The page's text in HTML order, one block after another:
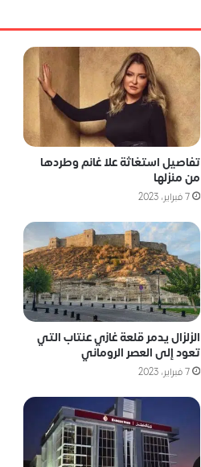
تفاصيل استغاثة علا غانم وطردها
من منزلها
7 فبراير، 2023
الزلزال يدمر قلعة غازي عنتاب التي
تعود إلى العصر الروماني
7 فبراير، 2023